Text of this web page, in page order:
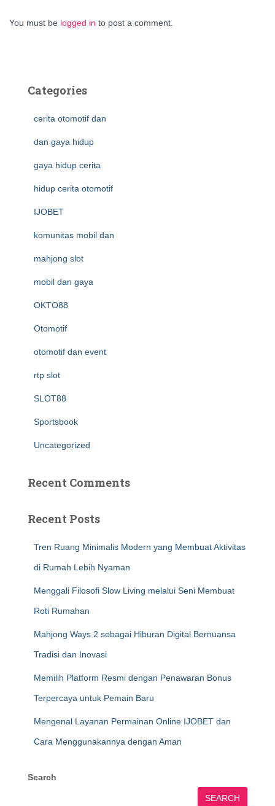
You must be logged in to post a comment.
Categories
cerita otomotif dan
dan gaya hidup
gaya hidup cerita
hidup cerita otomotif
IJOBET
komunitas mobil dan
mahjong slot
mobil dan gaya
OKTO88
Otomotif
otomotif dan event
rtp slot
SLOT88
Sportsbook
Uncategorized
Recent Comments
Recent Posts
Tren Ruang Minimalis Modern yang Membuat Aktivitas
di Rumah Lebih Nyaman
Menggali Filosofi Slow Living melalui Seni Membuat
Roti Rumahan
Mahjong Ways 2 sebagai Hiburan Digital Bernuansa
Tradisi dan Inovasi
Memilih Platform Resmi dengan Penawaran Bonus
Terpercaya untuk Pemain Baru
Mengenal Layanan Permainan Online IJOBET dan
Cara Menggunakannya dengan Aman
Search
SEARCH